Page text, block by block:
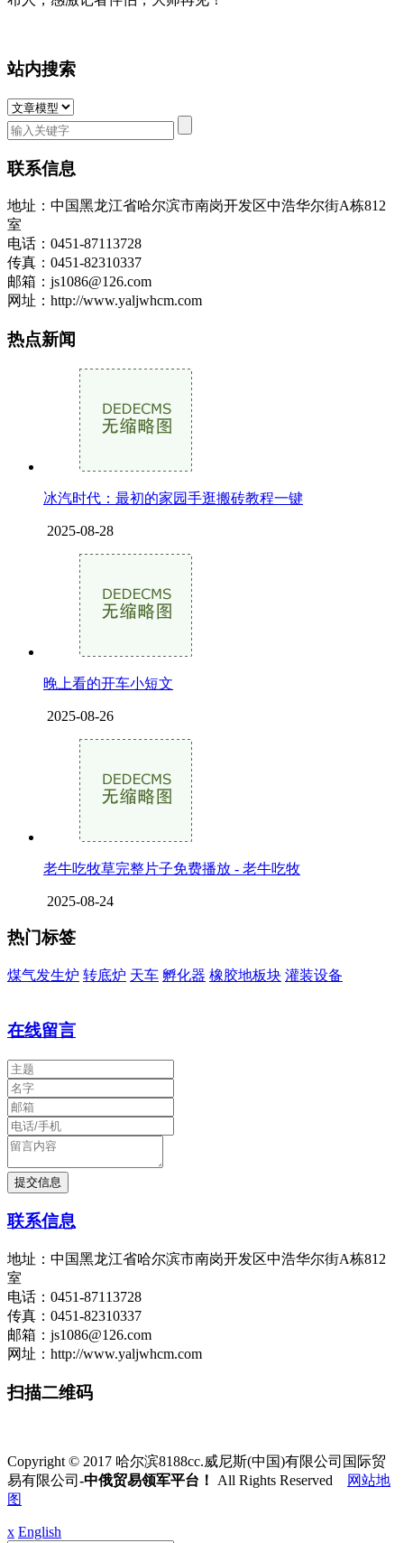
站内搜索
联系信息
地址：中国黑龙江省哈尔滨市南岗开发区中浩华尔街A栋812
室
电话：0451-87113728
传真：0451-82310337
邮箱：js1086@126.com
网址：http://www.yaljwhcm.com
热点新闻
冰汽时代：最初的家园手逛搬砖教程一键
2025-08-28
晚上看的开车小短文
2025-08-26
老牛吃牧草完整片子免费播放 - 老牛吃牧
2025-08-24
热门标签
煤气发生炉 转底炉 天车 孵化器 橡胶地板块 灌装设备
在线留言
联系信息
地址：中国黑龙江省哈尔滨市南岗开发区中浩华尔街A栋812
室
电话：0451-87113728
传真：0451-82310337
邮箱：js1086@126.com
网址：http://www.yaljwhcm.com
扫描二维码
Copyright © 2017 哈尔滨8188cc.威尼斯(中国)有限公司国际贸
易有限公司 -中俄贸易领军平台！ All Rights Reserved
网站地
图
x English